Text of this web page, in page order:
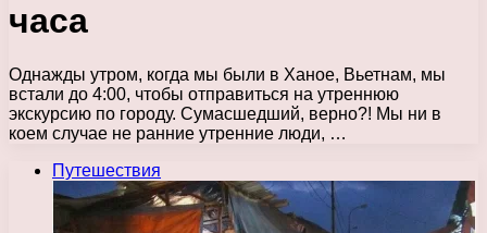
часа
Однажды утром, когда мы были в Ханое, Вьетнам, мы
встали до 4:00, чтобы отправиться на утреннюю
экскурсию по городу. Сумасшедший, верно?! Мы ни в
коем случае не ранние утренние люди, …
Путешествия